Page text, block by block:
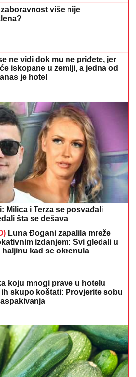
zaboravnost više nije
ne vidi dok mu ne priđete, jer
iskopane u zemlji, a jedna od
je hotel
Milica i Terza se posvađali
šta se dešava
Luna Đogani zapalila mreže
izdanjem: Svi gledali u
haljinu kad se okrenula
koju mnogi prave u hotelu
ih skupo koštati: Provjerite sobu